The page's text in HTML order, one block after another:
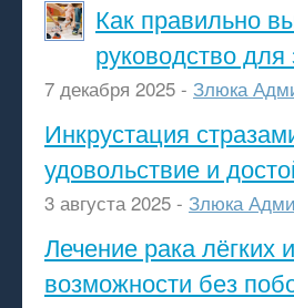
Как правильно
руководство
7 декабря 2025 - Злюка
Инкрустация
удовольствие и
3 августа 2025 - Злюка
Лечение рака
возможности без